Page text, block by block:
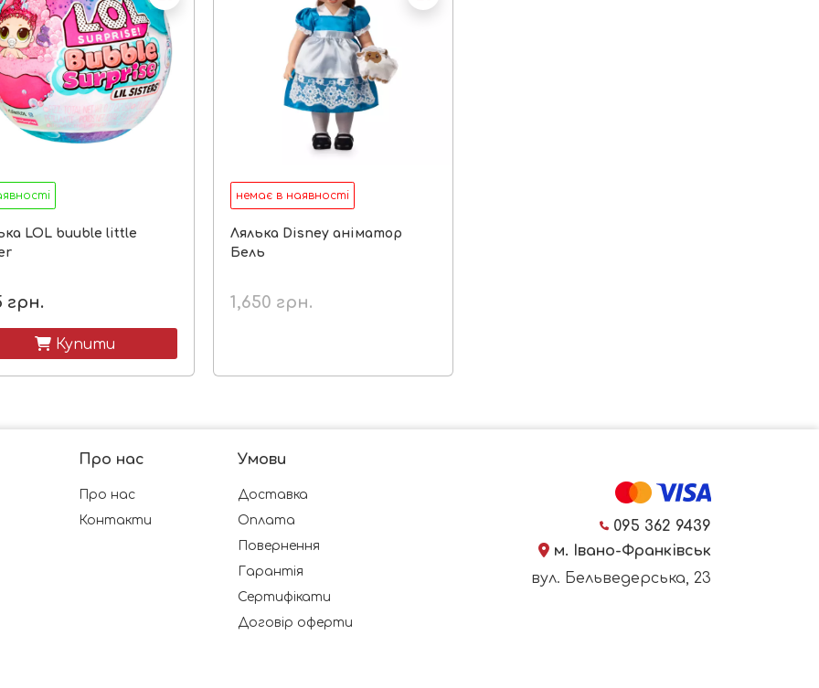
LOL buuble little
грн.
 Купити
немає в наявності
Лялька Disney аніматор
Бель
1,650 грн.
Про нас
Про нас
Контакти
Умови
Доставка
Оплата
Повернення
Гарантія
Сертифікати
Договір оферти
095 362 9439
м. Івано-Франківськ
вул. Бельведерська, 23